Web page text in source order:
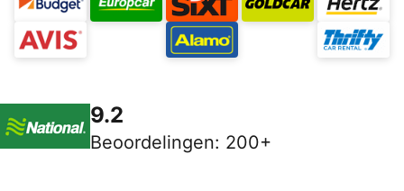
9.2
Beoordelingen: 200+